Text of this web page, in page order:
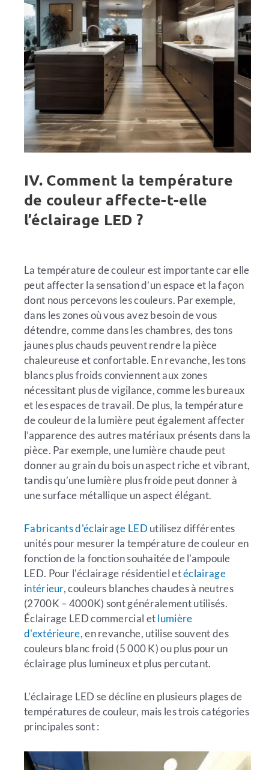
IV. Comment la température
de couleur affecte-t-elle
l’éclairage LED ?
La température de couleur est importante car elle
peut affecter la sensation d’un espace et la façon
dont nous percevons les couleurs. Par exemple,
dans les zones où vous avez besoin de vous
détendre, comme dans les chambres, des tons
jaunes plus chauds peuvent rendre la pièce
chaleureuse et confortable. En revanche, les tons
blancs plus froids conviennent aux zones
nécessitant plus de vigilance, comme les bureaux
et les espaces de travail. De plus, la température
de couleur de la lumière peut également affecter
l’apparence des autres matériaux présents dans la
pièce. Par exemple, une lumière chaude peut
donner au grain du bois un aspect riche et vibrant,
tandis qu’une lumière plus froide peut donner à
une surface métallique un aspect élégant.
Fabricants d'éclairage LED utilisez différentes
unités pour mesurer la température de couleur en
fonction de la fonction souhaitée de l'ampoule
LED. Pour l'éclairage résidentiel etéclairage
intérieur, couleurs blanches chaudes à neutres
(2700K – 4000K) sont généralement utilisés.
Éclairage LED commercial etlumière
d'extérieure, en revanche, utilise souvent des
couleurs blanc froid (5 000 K) ou plus pour un
éclairage plus lumineux et plus percutant.
L’éclairage LED se décline en plusieurs plages de
températures de couleur, mais les trois catégories
principales sont :